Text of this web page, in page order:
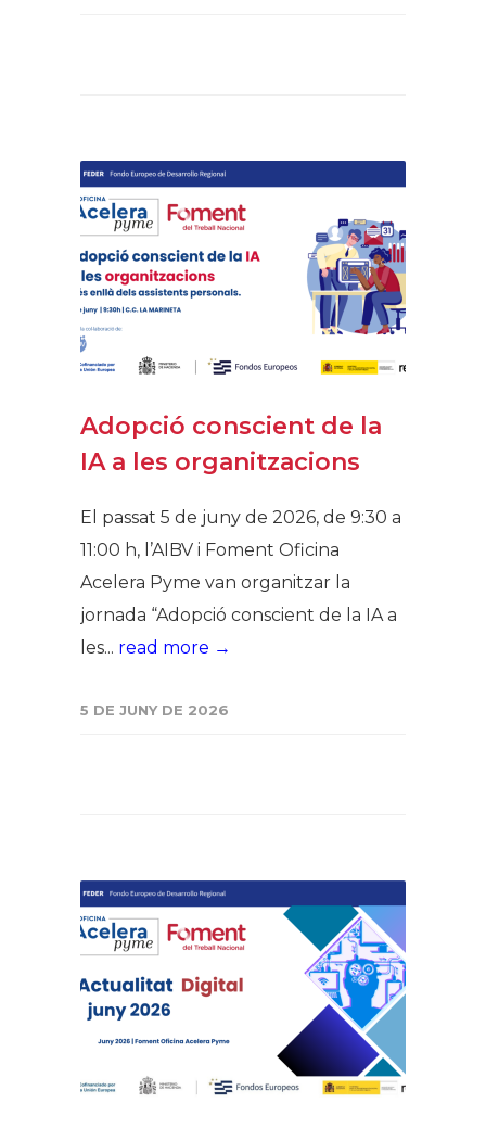
Adopció conscient de la
IA a les organitzacions
El passat 5 de juny de 2026, de 9:30 a
11:00 h, l’AIBV i Foment Oficina
Acelera Pyme van organitzar la
jornada “Adopció conscient de la IA a
les... read more →
5 DE JUNY DE 2026